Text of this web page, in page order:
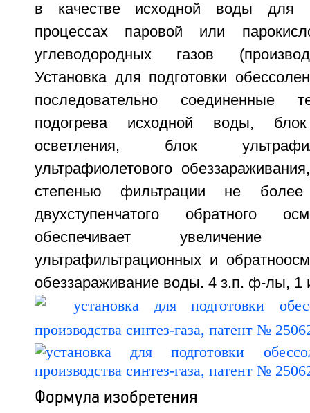
в качестве исходной воды для
процессах паровой или
углеводородных газов
Установка для подготовки
последовательно соединенные
подогрева исходной воды, блок
осветления, блок
ультрафиолетового
степенью фильтрации не
двухступенчатого обратного
обеспечивает
ультрафильтрационных и
обеззараживание воды. 4 з.п. ф-лы, 1
Формула изобретения